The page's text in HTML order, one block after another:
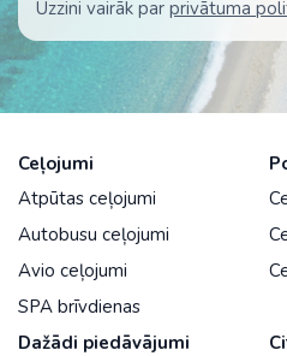
Uzzini vairāk par privātuma
Ceļojumi
Atpūtas ceļojumi
Autobusu ceļojumi
Avio ceļojumi
SPA brīvdienas
Dažādi piedāvājumi